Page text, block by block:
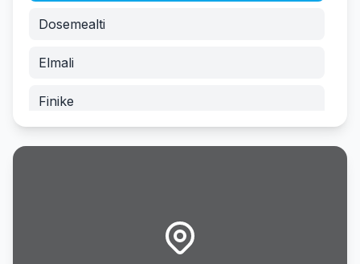
Dosemealti
Elmali
Finike